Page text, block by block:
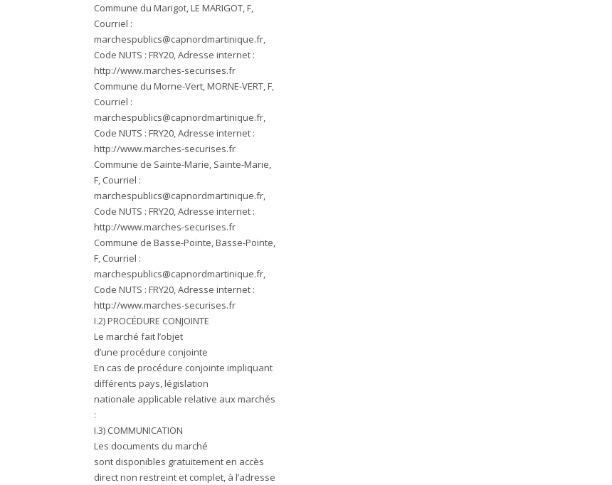
Commune du Marigot, LE MARIGOT, F,
Courriel :
marchespublics@capnordmartinique.fr,
Code NUTS : FRY20, Adresse internet :
http://www.marches-securises.fr
Commune du Morne-Vert, MORNE-VERT, F,
Courriel :
marchespublics@capnordmartinique.fr,
Code NUTS : FRY20, Adresse internet :
http://www.marches-securises.fr
Commune de Sainte-Marie, Sainte-Marie,
F, Courriel :
marchespublics@capnordmartinique.fr,
Code NUTS : FRY20, Adresse internet :
http://www.marches-securises.fr
Commune de Basse-Pointe, Basse-Pointe,
F, Courriel :
marchespublics@capnordmartinique.fr,
Code NUTS : FRY20, Adresse internet :
http://www.marches-securises.fr
I.2) PROCÉDURE CONJOINTE
Le marché fait l’objet
d’une procédure conjointe
En cas de procédure conjointe impliquant
différents pays, législation
nationale applicable relative aux marchés
:
I.3) COMMUNICATION
Les documents du marché
sont disponibles gratuitement en accès
direct non restreint et complet, à l’adresse